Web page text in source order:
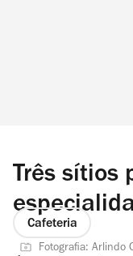
Três sítios
Cafeteria
Fotografia: Arlindo